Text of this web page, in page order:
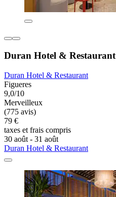
Duran Hotel & Restaurant
Duran Hotel & Restaurant
Figueres
9,0/10
Merveilleux
(775 avis)
79 €
taxes et frais compris
30 août - 31 août
Duran Hotel & Restaurant